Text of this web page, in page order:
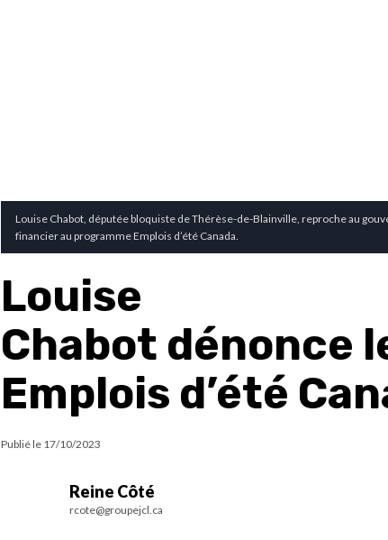
Louise Chabot, députée bloquiste de Thérèse-de-Blainville, reproche au
financier au programme Emplois d’été Canada.
Louise
Chabot dénonce
Emplois d’été
Publié le 17/10/2023
Reine Côté
rcote@groupejcl.ca